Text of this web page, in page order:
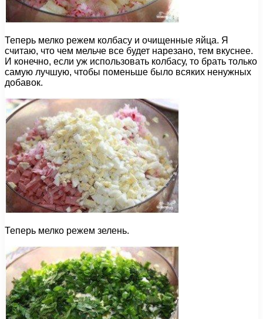
Теперь мелко режем колбасу и очищенные яйца. Я
считаю, что чем мельче все будет нарезано, тем вкуснее.
И конечно, если уж использовать колбасу, то брать только
самую лучшую, чтобы поменьше было всяких ненужных
добавок.
Теперь мелко режем зелень.